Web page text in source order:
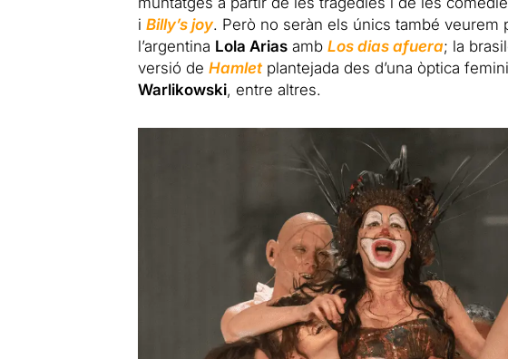
i Billy’s joy. Però no seràn els únics també veurem
l’argentina Lola Ariasamb Los dias afuera; la
versió de Hamlet plantejada des d’una òptica
Warlikowski, entre altres.